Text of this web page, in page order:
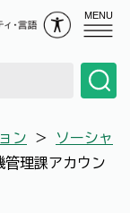
MENU
ン ＞
ソーシャ
管理課アカウン